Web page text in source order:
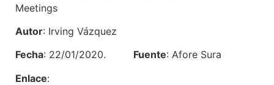
Meetings
Autor: Irving Vázquez
Fecha: 22/01/2020. Fuente: Afore Sura
Enlace: